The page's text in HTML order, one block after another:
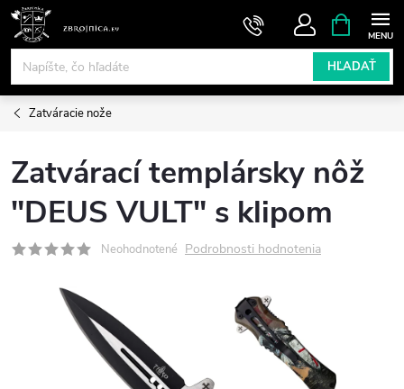
Prejsť
obsah
HĽADAŤ
KOŠÍK
Zatváracie nože
Zatvárací templársky nôž
"DEUS VULT" s klipom
Neohodnotené Podrobnosti hodnotenia